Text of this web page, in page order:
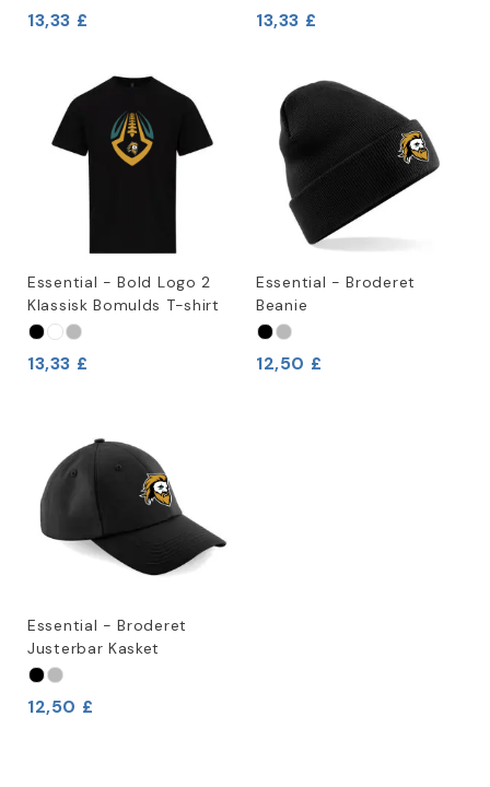
13,33 £ 13,33 £
Essential - Bold Logo 2
Klassisk Bomulds T-shirt
13,33 £
Essential - Broderet
Beanie
12,50 £
Essential - Broderet
Justerbar Kasket
12,50 £